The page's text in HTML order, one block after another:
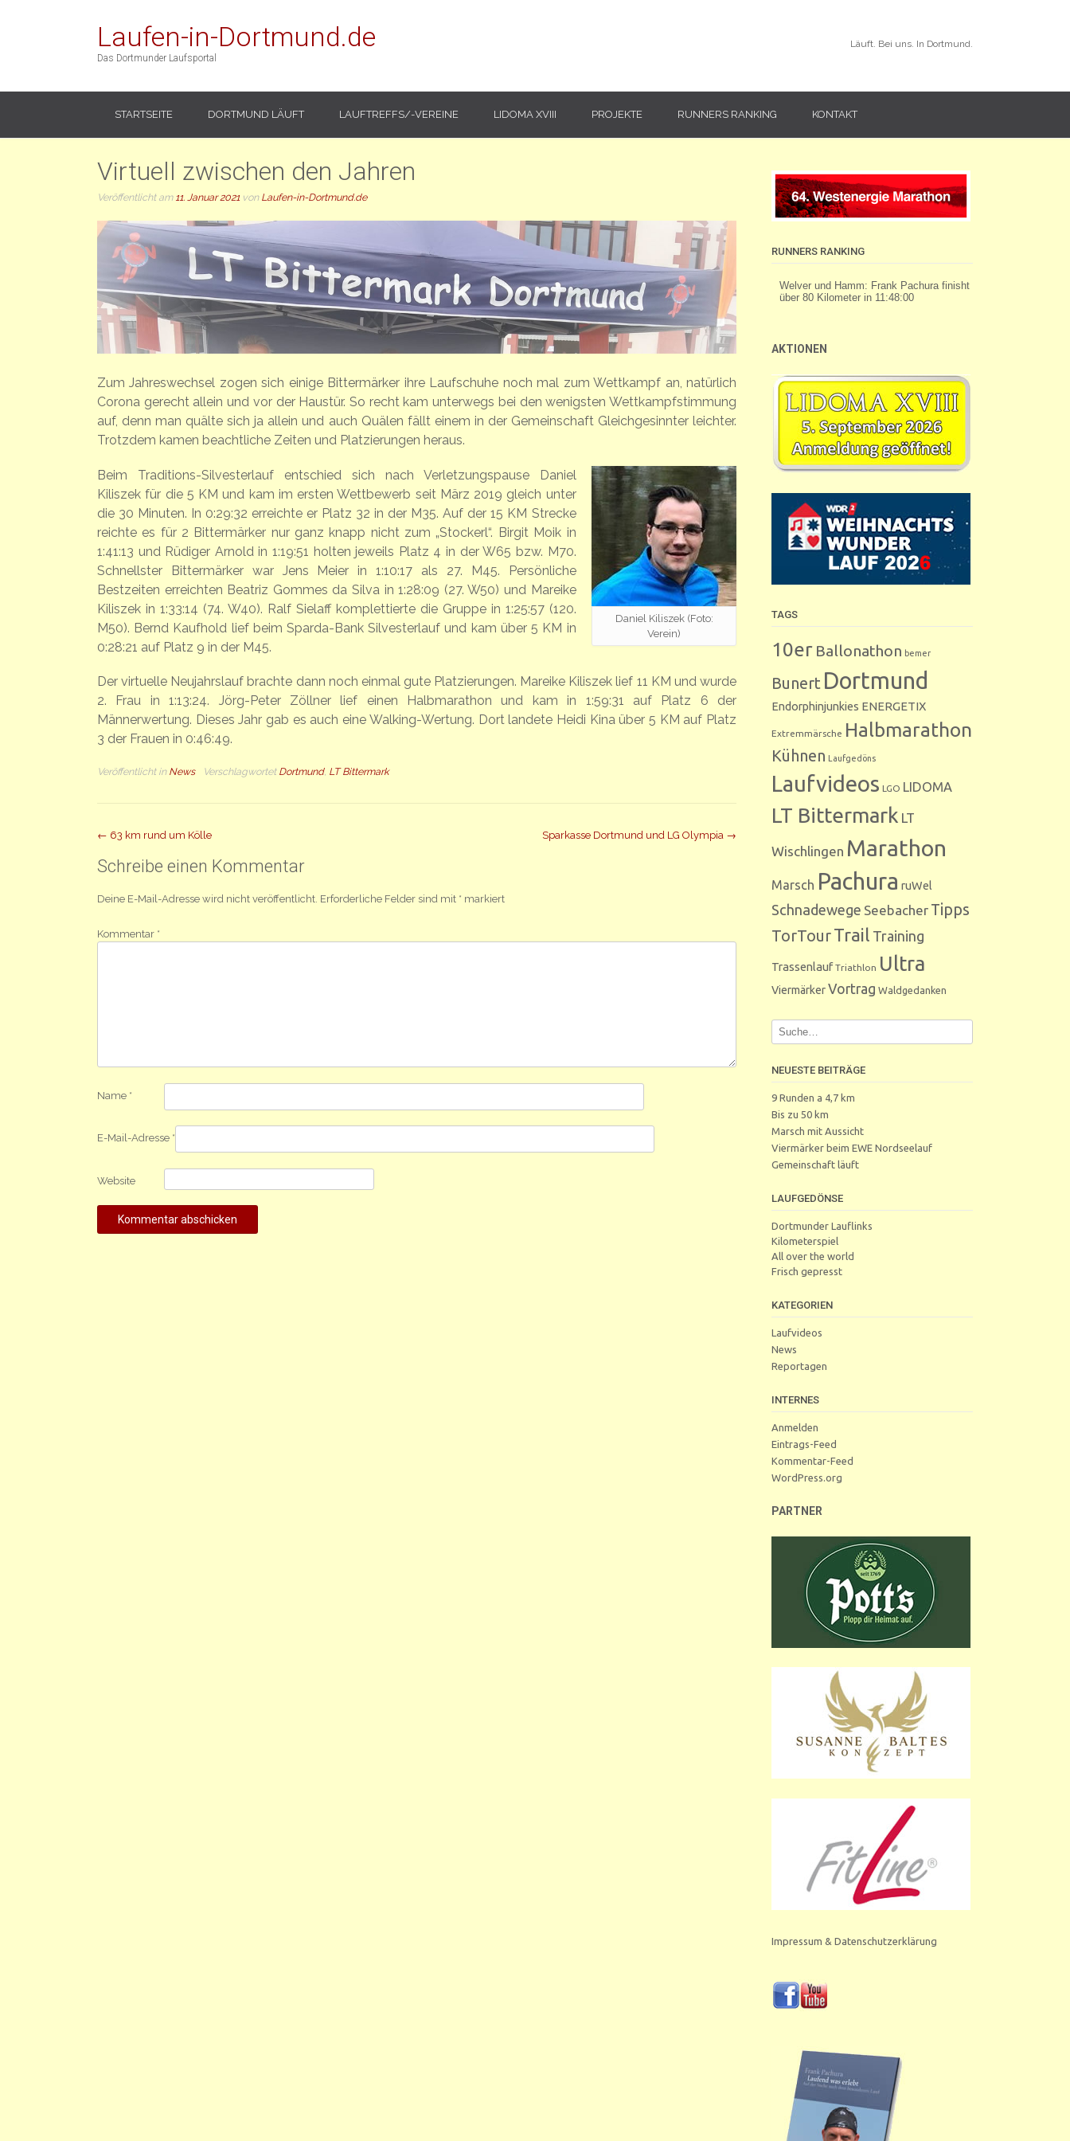
Laufen-in-Dortmund.de
Das Dortmunder Laufsportal
Läuft. Bei uns. In Dortmund.
STARTSEITE DORTMUND LÄUFT LAUFTREFFS/-VEREINE LIDOMA XVIII PROJEKTE RUNNERS RANKING KONTAKT
Virtuell zwischen den Jahren
Veröffentlicht am 11. Januar 2021 von Laufen-in-Dortmund.de
Zum Jahreswechsel zogen sich einige Bittermärker ihre Laufschuhe noch mal zum Wettkampf an, natürlich
Corona gerecht allein und vor der Haustür. So recht kam unterwegs bei den wenigsten Wettkampfstimmung
auf, denn man quälte sich ja allein und auch Quälen fällt einem in der Gemeinschaft Gleichgesinnter leichter.
Trotzdem kamen beachtliche Zeiten und Platzierungen heraus.
Daniel Kiliszek (Foto:
Verein)
Beim Traditions-Silvesterlauf entschied sich nach Verletzungspause Daniel
Kiliszek für die 5 KM und kam im ersten Wettbewerb seit März 2019 gleich unter
die 30 Minuten. In 0:29:32 erreichte er Platz 32 in der M35. Auf der 15 KM Strecke
reichte es für 2 Bittermärker nur ganz knapp nicht zum „Stockerl“. Birgit Moik in
1:41:13 und Rüdiger Arnold in 1:19:51 holten jeweils Platz 4 in der W65 bzw. M70.
Schnellster Bittermärker war Jens Meier in 1:10:17 als 27. M45. Persönliche
Bestzeiten erreichten Beatriz Gommes da Silva in 1:28:09 (27. W50) und Mareike
Kiliszek in 1:33:14 (74. W40). Ralf Sielaff komplettierte die Gruppe in 1:25:57 (120.
M50). Bernd Kaufhold lief beim Sparda-Bank Silvesterlauf und kam über 5 KM in
0:28:21 auf Platz 9 in der M45.
Der virtuelle Neujahrslauf brachte dann noch einmal gute Platzierungen. Mareike Kiliszek lief 11 KM und wurde
2. Frau in 1:13:24. Jörg-Peter Zöllner lief einen Halbmarathon und kam in 1:59:31 auf Platz 6 der
Männerwertung. Dieses Jahr gab es auch eine Walking-Wertung. Dort landete Heidi Kina über 5 KM auf Platz
3 der Frauen in 0:46:49.
Veröffentlicht in News Verschlagwortet Dortmund, LT Bittermark
Beitrag
Navigation
← 63 km rund um Kölle Sparkasse Dortmund und LG Olympia →
Schreibe einen Kommentar
Deine E-Mail-Adresse wird nicht veröffentlicht. Erforderliche Felder sind mit * markiert
Kommentar *
Name *
E-Mail-Adresse *
Website
RUNNERS RANKING
AKTIONEN
TAGS
10er Ballonathon bemer
Bunert Dortmund
Endorphinjunkies ENERGETIX
Extremmärsche Halbmarathon
Kühnen Laufgedöns
Laufvideos LGO LIDOMA
LT Bittermark LT
Wischlingen Marathon
Marsch Pachura ruWel
Schnadewege Seebacher Tipps
TorTourTrail Training
Trassenlauf Triathlon Ultra
ViermärkerVortrag Waldgedanken
NEUESTE BEITRÄGE
9 Runden a 4,7 km
Bis zu 50 km
Marsch mit Aussicht
Viermärker beim EWE Nordseelauf
Gemeinschaft läuft
LAUFGEDÖNSE
Dortmunder Lauflinks
Kilometerspiel
All over the world
Frisch gepresst
KATEGORIEN
Laufvideos
News
Reportagen
INTERNES
Anmelden
Eintrags-Feed
Kommentar-Feed
WordPress.org
PARTNER
Impressum & Datenschutzerklärung